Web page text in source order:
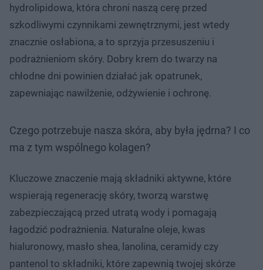
hydrolipidowa, która chroni naszą cerę przed
szkodliwymi czynnikami zewnętrznymi, jest wtedy
znacznie osłabiona, a to sprzyja przesuszeniu i
podrażnieniom skóry. Dobry krem do twarzy na
chłodne dni powinien działać jak opatrunek,
zapewniając nawilżenie, odżywienie i ochronę.
Czego potrzebuje nasza skóra, aby była jędrna? I co
ma z tym wspólnego kolagen?
Kluczowe znaczenie mają składniki aktywne, które
wspierają regenerację skóry, tworzą warstwę
zabezpieczającą przed utratą wody i pomagają
łagodzić podrażnienia. Naturalne oleje, kwas
hialuronowy, masło shea, lanolina, ceramidy czy
pantenol to składniki, które zapewnią twojej skórze